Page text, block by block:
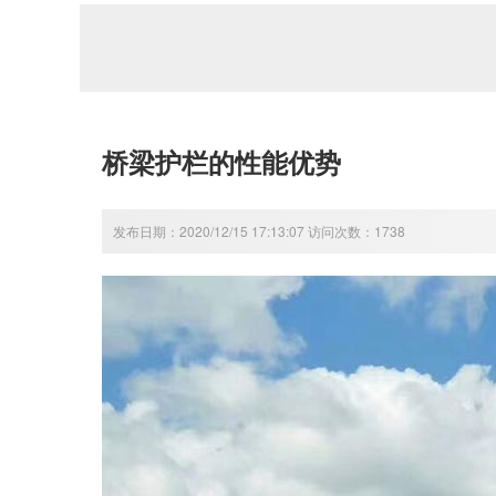
桥梁护栏的性能优势
发布日期：2020/12/15 17:13:07 访问次数：1738